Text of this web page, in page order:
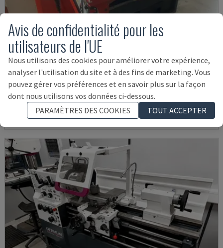
EMCOMAT 200X1000
EMCO - TOUR HORIZONTAL
ALLEMAGNE
14.000 €
Avis de confidentialité pour les
utilisateurs de l'UE
Nous utilisons des cookies pour améliorer votre expérience,
analyser l'utilisation du site et à des fins de marketing. Vous
pouvez gérer vos préférences et en savoir plus sur la façon
dont nous utilisons vos données ci-dessous.
PARAMÈTRES DES COOKIES
TOUT ACCEPTER